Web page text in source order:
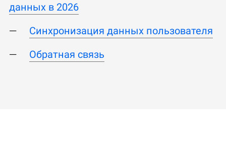
данных в 2026
Синхронизация данных пользователя
Обратная связь